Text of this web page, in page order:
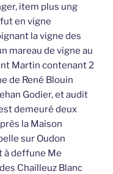
item plus ung
en vigne
la vigne des
mareau de vigne au
Martin contenant 2
de René Blouin
Godier, et audit
demeuré deux
la Maison
sur Oudon
à deffune Me
Chailleuz Blanc